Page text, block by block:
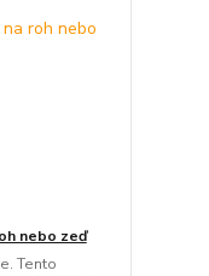
nebo zeď
Tento